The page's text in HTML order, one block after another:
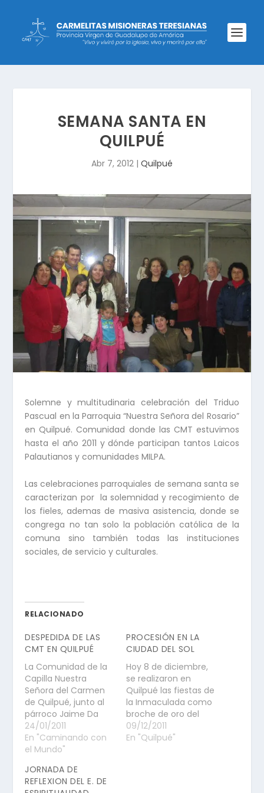
SEMANA SANTA EN
QUILPUÉ
Abr 7, 2012 | Quilpué
Solemne y multitudinaria celebración del Triduo
Pascual en la Parroquia “Nuestra Señora del Rosario”
en Quilpué. Comunidad donde las CMT estuvimos
hasta el año 2011 y dónde participan tantos Laicos
Palautianos y comunidades MILPA.
Las celebraciones parroquiales de semana santa se
caracterizan por la solemnidad y recogimiento de
los fieles, ademas de masiva asistencia, donde se
congrega no tan solo la población católica de la
comuna sino también todas las instituciones
sociales, de servicio y culturales.
RELACIONADO
DESPEDIDA DE LAS
CMT EN QUILPUÉ
La Comunidad de la
Capilla Nuestra
Señora del Carmen
de Quilpué, junto al
párroco Jaime Da
Fonseca despidió y
agradeció a las
religiosas Carmelitas
Teresianas por sus 20
años de invaluable
24/01/2011
En "Caminando con
el Mundo"
PROCESIÓN EN LA
CIUDAD DEL SOL
Hoy 8 de diciembre,
se realizaron en
Quilpué las fiestas de
la Inmaculada como
broche de oro del
mes de María. Se
reunieron en el
09/12/2011
En "Quilpué"
JORNADA DE
REFLEXION DEL E. DE